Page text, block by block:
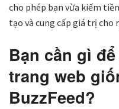
cho phép bạn vừa kiếm
tạo và cung cấp giá trị cho
Bạn cần gì
trang web
BuzzFeed?